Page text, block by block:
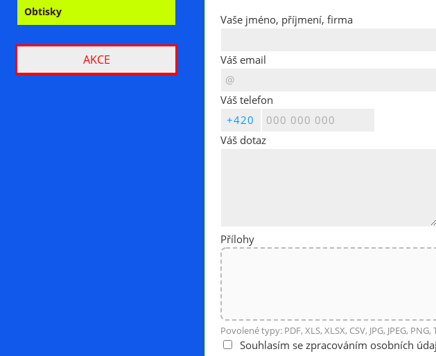
Vaše jméno, příjmení, firma
Váš email
Váš telefon
Váš dotaz
Přílohy
Povolené typy: PDF, XLS, XLSX, CSV, JPG, JPEG,
Souhlasím se zpracováním osobních
Obtisky
AKCE